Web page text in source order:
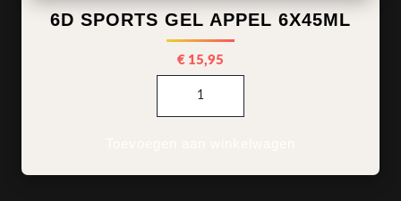
6D SPORTS GEL APPEL 6X45ML
€ 15,95